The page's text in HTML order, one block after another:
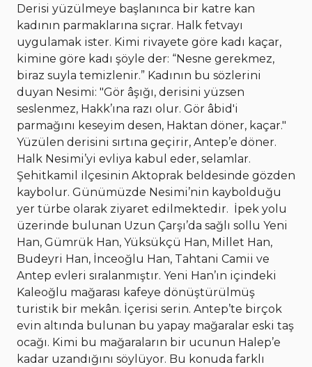
Derisi yüzülmeye başlanınca bir katre kan
kadının parmaklarına sıçrar. Halk fetvayı
uygulamak ister. Kimi rivayete göre kadı kaçar,
kimine göre kadı şöyle der: “Nesne gerekmez,
biraz suyla temizlenir.” Kadının bu sözlerini
duyan Nesimi: "Gör âşığı, derisini yüzsen
seslenmez, Hakk’ına razı olur. Gör âbid'i
parmağını keseyim desen, Haktan döner, kaçar."
Yüzülen derisini sırtına geçirir, Antep’e döner.
Halk Nesimi’yi evliya kabul eder, selamlar.
Şehitkamil ilçesinin Aktoprak beldesinde gözden
kaybolur. Günümüzde Nesimi’nin kaybolduğu
yer türbe olarak ziyaret edilmektedir. İpek yolu
üzerinde bulunan Uzun Çarşı’da sağlı sollu Yeni
Han, Gümrük Han, Yüksükçü Han, Millet Han,
Budeyri Han, İnceoğlu Han, Tahtani Camii ve
Antep evleri sıralanmıştır. Yeni Han’ın içindeki
Kaleoğlu mağarası kafeye dönüştürülmüş
turistik bir mekân. İçerisi serin. Antep’te birçok
evin altında bulunan bu yapay mağaralar eski taş
ocağı. Kimi bu mağaraların bir ucunun Halep’e
kadar uzandığını söylüyor. Bu konuda farklı